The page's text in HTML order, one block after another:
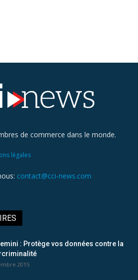
de commerce dans le monde.
légales
contact@cci-news.com
: Protège vos données contre la
2015